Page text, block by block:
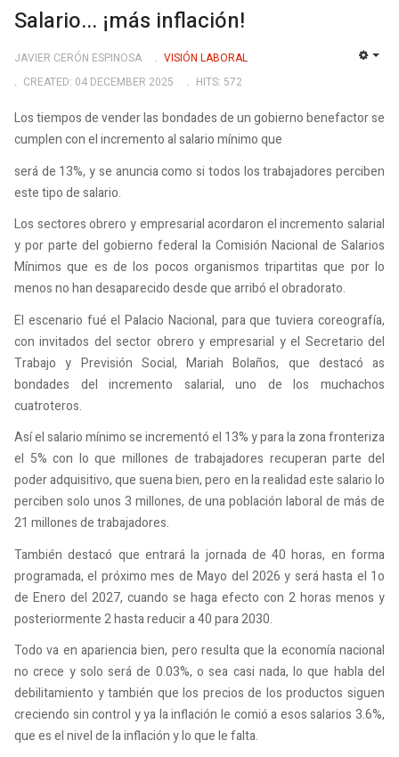
Salario... ¡más inflación!
JAVIER CERÓN ESPINOSA
VISIÓN LABORAL
CREATED: 04 DECEMBER 2025
HITS: 572
Los tiempos de vender las bondades de un gobierno benefactor se
cumplen con el incremento al salario mínimo que
será de 13%, y se anuncia como si todos los trabajadores perciben
este tipo de salario.
Los sectores obrero y empresarial acordaron el incremento salarial
y por parte del gobierno federal la Comisión Nacional de Salarios
Mínimos que es de los pocos organismos tripartitas que por lo
menos no han desaparecido desde que arribó el obradorato.
El escenario fué el Palacio Nacional, para que tuviera coreografía,
con invitados del sector obrero y empresarial y el Secretario del
Trabajo y Previsión Social, Mariah Bolaños, que destacó as
bondades del incremento salarial, uno de los muchachos
cuatroteros.
Así el salario mínimo se incrementó el 13% y para la zona fronteriza
el 5% con lo que millones de trabajadores recuperan parte del
poder adquisitivo, que suena bien, pero en la realidad este salario lo
perciben solo unos 3 millones, de una población laboral de más de
21 millones de trabajadores.
También destacó que entrará la jornada de 40 horas, en forma
programada, el próximo mes de Mayo del 2026 y será hasta el 1o
de Enero del 2027, cuando se haga efecto con 2 horas menos y
posteriormente 2 hasta reducir a 40 para 2030.
Todo va en apariencia bien, pero resulta que la economía nacional
no crece y solo será de 0.03%, o sea casi nada, lo que habla del
debilitamiento y también que los precios de los productos siguen
creciendo sin control y ya la inflación le comió a esos salarios 3.6%,
que es el nivel de la inflación y lo que le falta.